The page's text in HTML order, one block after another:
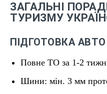
ЗАГАЛЬНІ
ТУРИЗМУ
ПІДГОТОВКА АВТО
Повне ТО за 1-2
Шини: мін. 3 мм